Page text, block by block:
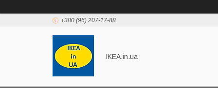
+380 (96) 207-17-88
IKEA.in.ua